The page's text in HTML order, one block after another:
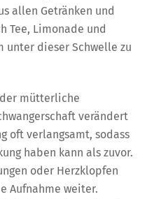
allen Getränken und
Tee, Limonade und
unter dieser Schwelle zu
der mütterliche
verändert
oft verlangsamt, sodass
haben kann als zuvor.
oder Herzklopfen
Aufnahme weiter.